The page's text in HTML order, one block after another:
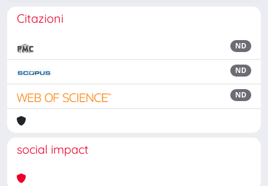
Citazioni
ND
ND
ND
social impact